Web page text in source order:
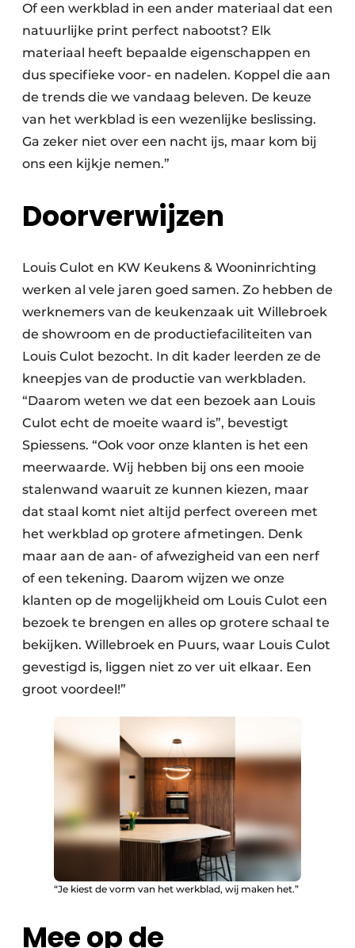
Of een werkblad in een ander materiaal dat een
natuurlijke print perfect nabootst? Elk
materiaal heeft bepaalde eigenschappen en
dus specifieke voor- en nadelen. Koppel die aan
de trends die we vandaag beleven. De keuze
van het werkblad is een wezenlijke beslissing.
Ga zeker niet over een nacht ijs, maar kom bij
ons een kijkje nemen.”
Doorverwijzen
Louis Culot en KW Keukens & Wooninrichting
werken al vele jaren goed samen. Zo hebben de
werknemers van de keukenzaak uit Willebroek
de showroom en de productiefaciliteiten van
Louis Culot bezocht. In dit kader leerden ze de
kneepjes van de productie van werkbladen.
“Daarom weten we dat een bezoek aan Louis
Culot echt de moeite waard is”, bevestigt
Spiessens. “Ook voor onze klanten is het een
meerwaarde. Wij hebben bij ons een mooie
stalenwand waaruit ze kunnen kiezen, maar
dat staal komt niet altijd perfect overeen met
het werkblad op grotere afmetingen. Denk
maar aan de aan- of afwezigheid van een nerf
of een tekening. Daarom wijzen we onze
klanten op de mogelijkheid om Louis Culot een
bezoek te brengen en alles op grotere schaal te
bekijken. Willebroek en Puurs, waar Louis Culot
gevestigd is, liggen niet zo ver uit elkaar. Een
groot voordeel!”
“Je kiest de vorm van het werkblad, wij maken het.”
Mee op de